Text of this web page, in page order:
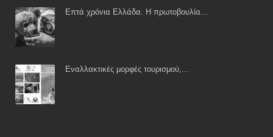
Επτά χρόνια Ελλάδα. Η πρωτοβουλία...
Εναλλακτικές μορφές τουρισμού,...